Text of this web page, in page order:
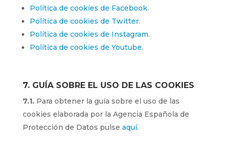
Política de cookies de Facebook.
Política de cookies de Twitter.
Política de cookies de Instagram.
Política de cookies de Youtube.
7. GUÍA SOBRE EL USO DE LAS COOKIES
7.1.Para obtener la guía sobre el uso de las
cookies elaborada por la Agencia Española de
Protección de Datos pulse aquí.